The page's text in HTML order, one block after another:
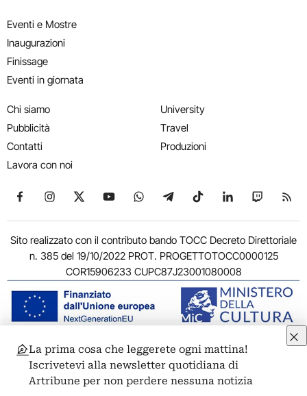
Eventi e Mostre
Inaugurazioni
Finissage
Eventi in giornata
Chi siamo
Pubblicità
Contatti
Lavora con noi
University
Travel
Produzioni
Seguici su Facebook
Seguici su Instagram
Seguici su X
Seguici su YouTube
Seguici su WhatsApp
Seguici su Telegram
Seguici su TikTok
Seguici su
Seguici
Sito realizzato con il contributo bando TOCC Decreto Direttoriale
n. 385 del 19/10/2022 PROT. PROGETTOTOCC0000125
COR15906233 CUPC87J23001080008
© 2011-2026 ARTRIBUNE srl – Corso Vittorio Emanuele II, 287 –
00186 Roma - P.I. 11381581005
Privacy: Responsabile della protezione dei dati personali
La prima cosa che leggerete ogni mattina!
Iscrivetevi alla newsletter quotidiana di
Artribune per non perdere nessuna notizia